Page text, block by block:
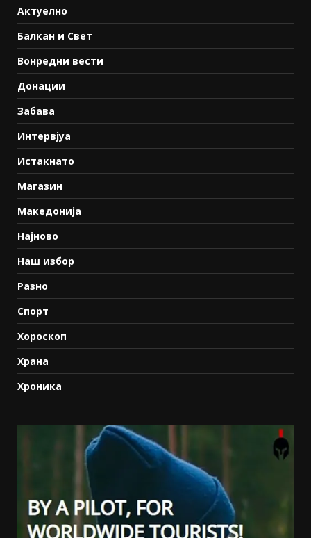
Актуелно
Балкан и Свет
Вонредни вести
Донации
Забава
Интервјуа
Истакнато
Магазин
Македонија
Најново
Наш избор
Разно
Спорт
Хороскоп
Храна
Хроника